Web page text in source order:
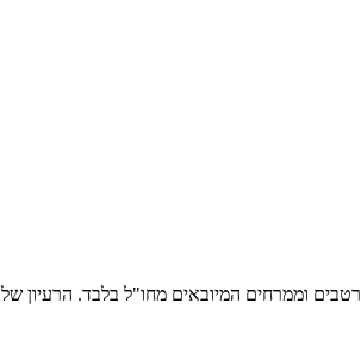
וממרחים המיובאים מחו"ל בלבד.